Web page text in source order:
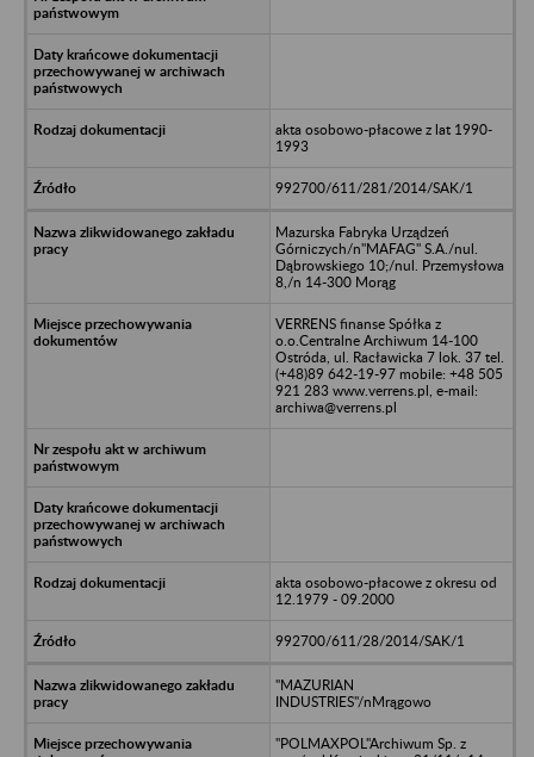
akta osobowo-płacowe z lat 1990-
1993
992700/611/281/2014/SAK/1
Mazurska Fabryka Urządzeń
Górniczych/n"MAFAG" S.A./nul.
Dąbrowskiego 10;/nul. Przemysłowa
8,/n 14-300 Morąg
VERRENS finanse Spółka z
o.o.Centralne Archiwum 14-100
Ostróda, ul. Racławicka 7 lok. 37 tel.
(+48)89 642-19-97 mobile: +48 505
921 283 www.verrens.pl, e-mail:
archiwa@verrens.pl
akta osobowo-płacowe z okresu od
12.1979 - 09.2000
992700/611/28/2014/SAK/1
"MAZURIAN
INDUSTRIES"/nMrągowo
"POLMAXPOL"Archiwum Sp. z